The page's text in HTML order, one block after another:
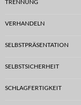
TRENNUNG
VERHANDELN
SELBSTPRÄSENTATION
SELBSTSICHERHEIT
SCHLAGFERTIGKEIT